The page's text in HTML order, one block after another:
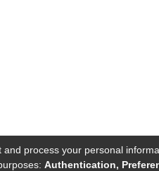
del trabajo
Además, se
de algunos
and process your personal
Authentication,